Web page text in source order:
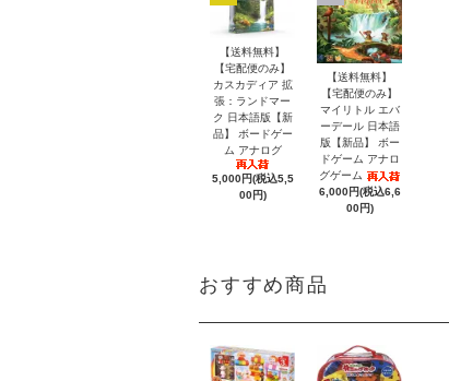
【送料無料】
【宅配便のみ】
カスカディア 拡
張：ランドマー
ク 日本語版【新
品】 ボードゲー
ム アナログ
5,000円(税込5,5
00円)
【送料無料】
【宅配便のみ】
マイリトル エバ
ーデール 日本語
版【新品】 ボー
ドゲーム アナロ
グゲーム
6,000円(税込6,6
00円)
おすすめ商品